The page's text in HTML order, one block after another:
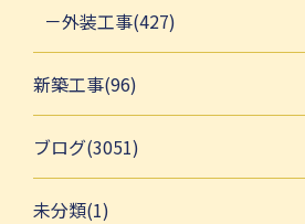
外装工事(427)
新築工事(96)
ブログ(3051)
未分類(1)